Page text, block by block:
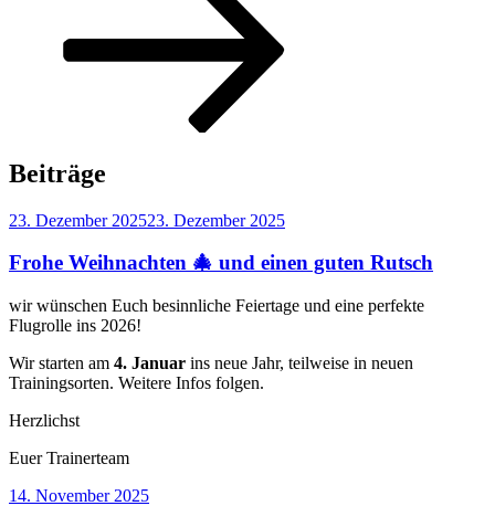
Beiträge
Veröffentlicht
23. Dezember 202523. Dezember 2025
Frohe Weihnachten 🎄 und einen guten Rutsch
wir wünschen Euch besinnliche Feiertage und eine perfekte
Flugrolle ins 2026!
Wir starten am 4. Januar ins neue Jahr, teilweise in neuen
Trainingsorten. Weitere Infos folgen.
Herzlichst
Euer Trainerteam
Veröffentlicht
14. November 2025